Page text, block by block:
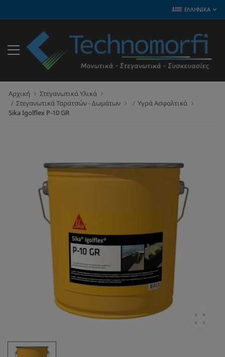
ΕΛΛΗΝΙΚΆ
Αρχική
Στεγανωτικά Υλικά
Στεγανωτικά Ταρατσών - Δωμάτων
Υγρά Ασφαλτικά
Sika Igolflex P-10 GR